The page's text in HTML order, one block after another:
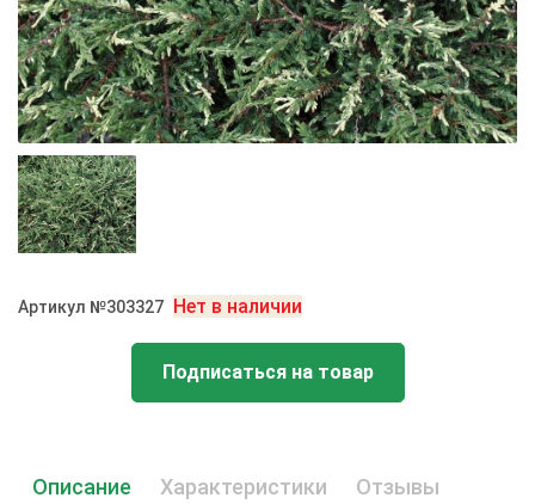
Артикул №303327 Нет в наличии
Подписаться на товар
Описание Характеристики Отзывы